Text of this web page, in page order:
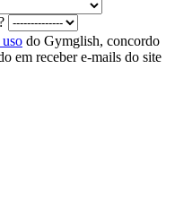
do Gymglish, concordo
em receber e-mails do site